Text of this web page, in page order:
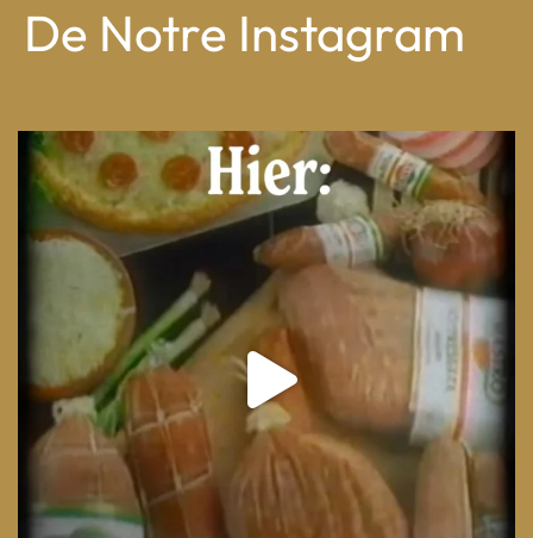
De Notre Instagram
From wood-paneled basements to candlelit condo...
8 0